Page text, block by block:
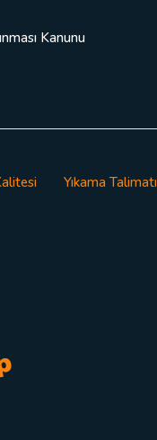
Kanunu
Yıkama Talimatı